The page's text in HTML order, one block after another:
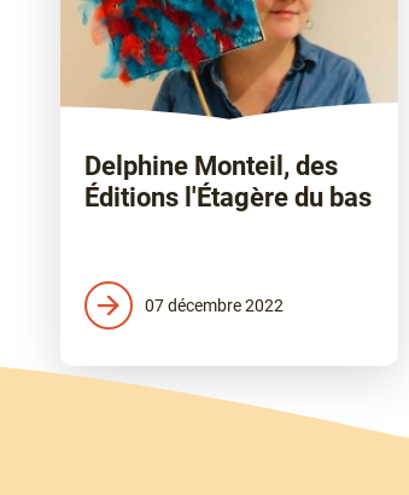
Delphine Monteil, des
Éditions l'Étagère du bas
07 décembre 2022